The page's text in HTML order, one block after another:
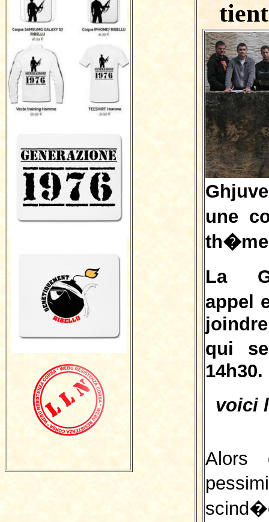
une
th�me
La
appel
qui
14h30.
voici
Alors